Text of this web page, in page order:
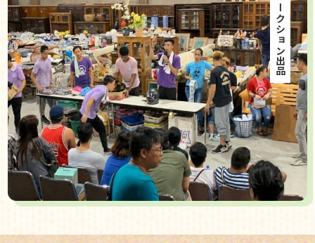
海外オークション出品